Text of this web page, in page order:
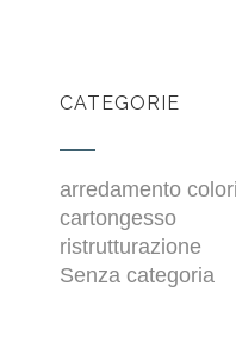
CATEGORIE
arredamento
cartongesso
ristrutturazione
Senza categoria